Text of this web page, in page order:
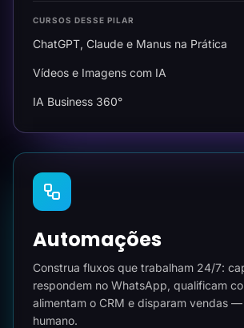
CURSOS DESSE PILAR
ChatGPT, Claude e Manus na Prática
Vídeos e Imagens com IA
IA Business 360°
Automações
Construa fluxos que trabalham 24/7:
respondem no WhatsApp, qualificam
alimentam o CRM e disparam vendas
humano.